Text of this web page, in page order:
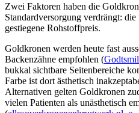
Zwei Faktoren haben die
Standardversorgung verdrängt:
gestiegene Rohstoffpreis.
Goldkronen werden heute fast
Backenzähne empfohlen (
bukkal sichtbare Seitenbereiche
Farbe ist dort ästhetisch
Alternativen gelten Goldkronen
vielen Patienten als unästhetisch